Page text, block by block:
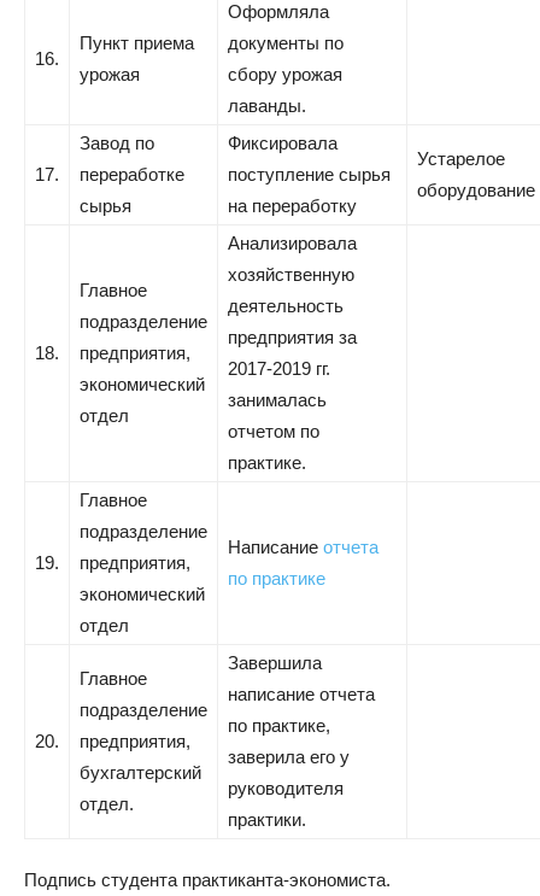
16.
Пункт приема
урожая
Оформляла
документы по
сбору урожая
лаванды.
17.
Завод по
переработке
сырья
Фиксировала
поступление сырья
на переработку
Устарелое
оборудование
18.
Главное
подразделение
предприятия,
экономический
отдел
Анализировала
хозяйственную
деятельность
предприятия за
2017-2019 гг.
занималась
отчетом по
практике.
19.
Главное
подразделение
предприятия,
экономический
отдел
Написание отчета
по практике
20.
Главное
подразделение
предприятия,
бухгалтерский
отдел.
Завершила
написание отчета
по практике,
заверила его у
руководителя
практики.
Подпись студента практиканта-экономиста.